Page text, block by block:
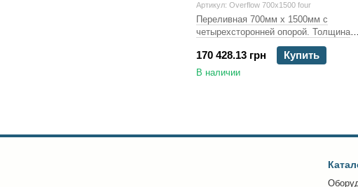
Артикул: Overflow 700x1500 four
Переливная 700мм х 1500мм с
четырехсторонней опорой. Толщина
30 мм. Стоимость включает монтаж
170 428.13 грн Купить
В наличии